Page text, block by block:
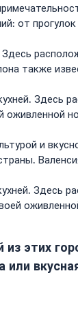
от
также
Здесь
оживленной
и
Здесь
этих
или